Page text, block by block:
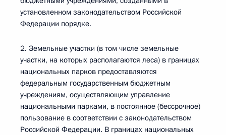
установленном законодательством Российской
Федерации порядке.
2. Земельные участки (в том числе земельные
участки, на которых располагаются леса) в границах
национальных парков предоставляются
федеральным государственным бюджетным
учреждениям, осуществляющим управление
национальными парками, в постоянное (бессрочное)
пользование в соответствии с законодательством
Российской Федерации. В границах национальных